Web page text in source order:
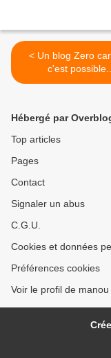
< Un blog Zero carbone
c'est possible...
Hébergé par
Top articles
Pages
Contact
Signaler un abus
C.G.U.
Cookies et données
Préférences cookies
Voir le profil de